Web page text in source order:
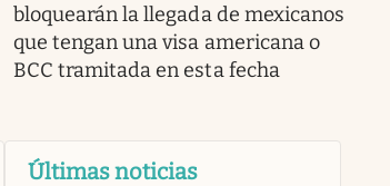
bloquearán la llegada de mexicanos
que tengan una visa americana o
BCC tramitada en esta fecha
Últimas noticias